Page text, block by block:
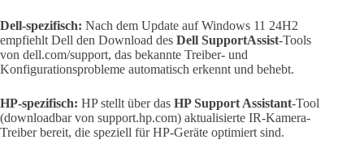
Dell-spezifisch: Nach dem Update auf Windows 11 24H2
empfiehlt Dell den Download des Dell SupportAssist-Tools
von dell.com/support, das bekannte Treiber- und
Konfigurationsprobleme automatisch erkennt und behebt.
HP-spezifisch: HP stellt über das HP Support Assistant-Tool
(downloadbar von support.hp.com) aktualisierte IR-Kamera-
Treiber bereit, die speziell für HP-Geräte optimiert sind.